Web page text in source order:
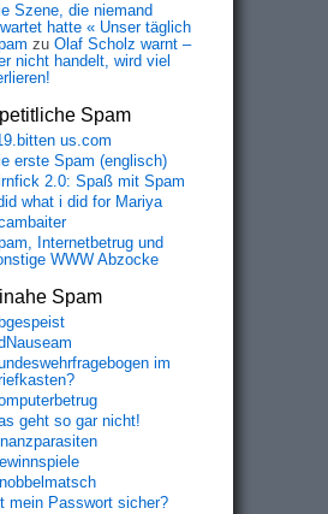
Szene, die niemand
hatte « Unser täglich
zu Olaf Scholz warnt –
nicht handelt, wird viel
Spam
us.com
erste Spam (englisch)
2.0: Spaß mit Spam
did what i did for Mariya
Internetbetrug und
WWW Abzocke
Spam
im
geht so gar nicht!
mein Passwort sicher?